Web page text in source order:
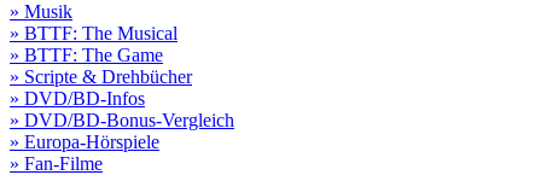
» Musik
» BTTF: The Musical
» BTTF: The Game
» Scripte & Drehbücher
» DVD/BD-Infos
» DVD/BD-Bonus-Vergleich
» Europa-Hörspiele
» Fan-Filme